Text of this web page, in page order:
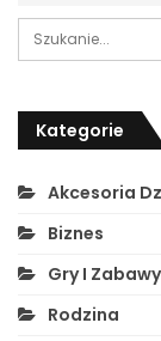
Kategorie
Akcesoria
Biznes
Gry I Zabawy
Rodzina